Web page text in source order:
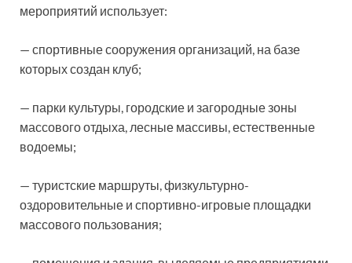
мероприятий использует:
— спортивные сооружения организаций, на базе
которых создан клуб;
— парки культуры, городские и загородные зоны
массового отдыха, лесные массивы, естественные
водоемы;
— туристские маршруты, физкультурно-
оздоровительные и спортивно-игровые площадки
массового пользования;